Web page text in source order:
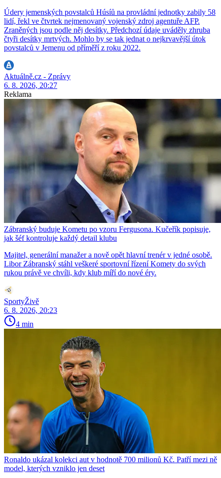
Údery jemenských povstalců Húsíů na provládní jednotky zabily 58
lidí, řekl ve čtvrtek nejmenovaný vojenský zdroj agentuře AFP.
Zraněných jsou podle něj desítky. Předchozí údaje uváděly zhruba
čtyři desítky mrtvých. Mohlo by se tak jednat o nejkrvavější útok
povstalců v Jemenu od příměří z roku 2022.
Aktuálně.cz - Zprávy
6. 8. 2026, 20:27
Reklama
Zábranský buduje Kometu po vzoru Fergusona. Kučeřík popisuje,
jak šéf kontroluje každý detail klubu
Majitel, generální manažer a nově opět hlavní trenér v jedné osobě.
Libor Zábranský stáhl veškeré sportovní řízení Komety do svých
rukou právě ve chvíli, kdy klub míří do nové éry.
SportyŽivě
6. 8. 2026, 20:23
4 min
Ronaldo ukázal kolekci aut v hodnotě 700 milionů Kč. Patří mezi ně
model, kterých vzniklo jen deset